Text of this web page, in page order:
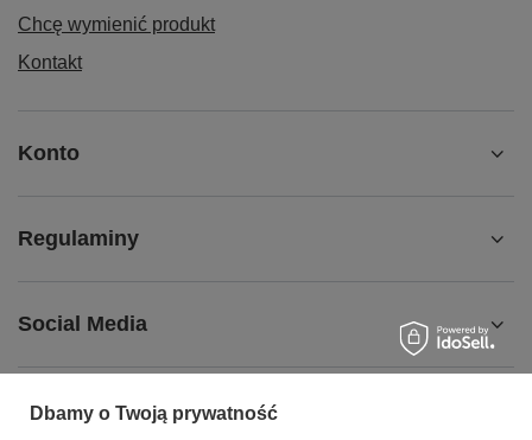
Chcę wymienić produkt
Kontakt
Konto
Regulaminy
Social Media
Dbamy o Twoją prywatność